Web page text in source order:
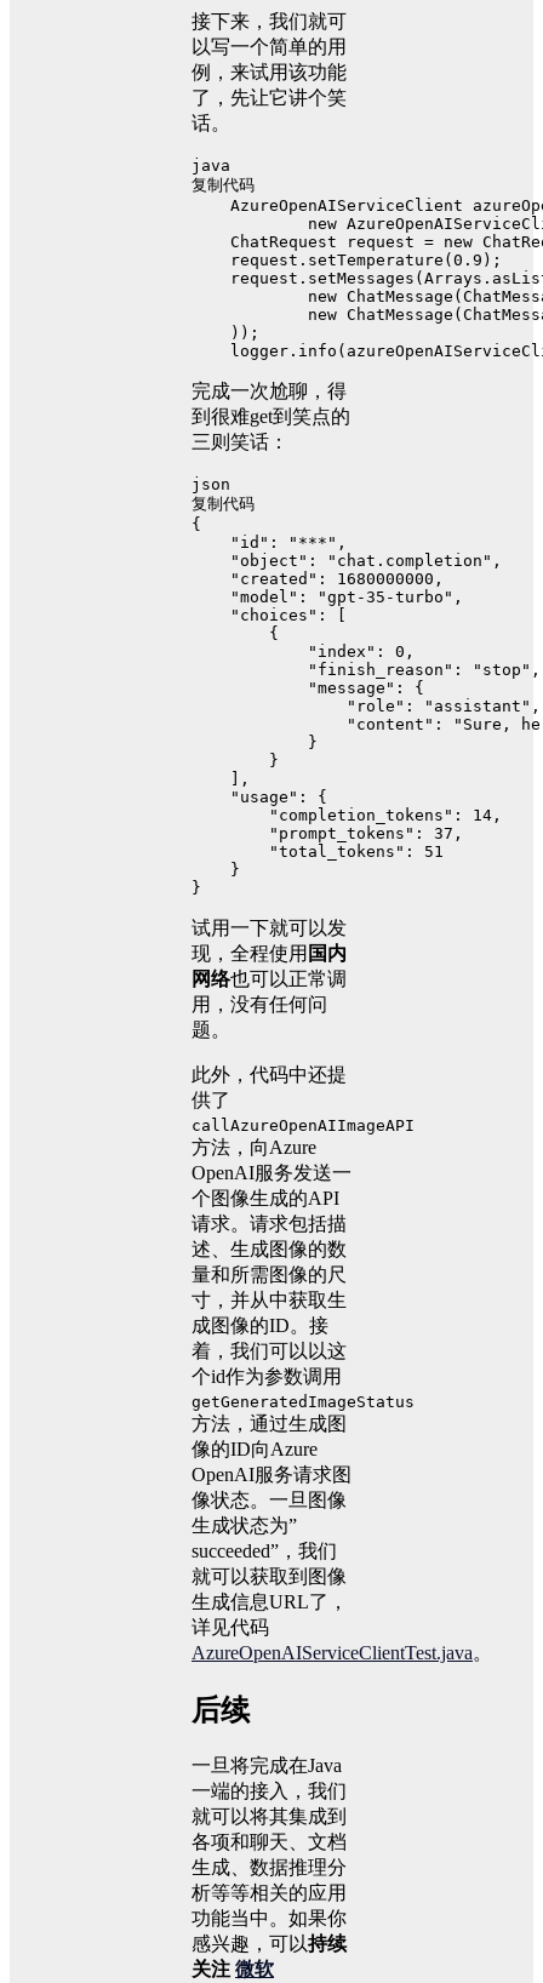
接下来，我们就可
以写一个简单的用
例，来试用该功能
了，先让它讲个笑
话。
java
复制代码
AzureOpenAIServiceClient
new
ChatRequest
request = new
    request.setTemperature(
0.9 );
new ChatMessage
new ChatMessage
    ));
完成一次尬聊，得
到很难get到笑点的
三则笑话：
json
复制代码
{
"id" : "***" ,
"object" : "chat.completion" ,
"created" : 1680000000 ,
"model" : "gpt-35-turbo" ,
"choices" :
{
"index" : 0 ,
"finish_reason" : "stop" ,
"message" :
{
"role" : "assistant" ,
"content" :
"Sure,
}
}
,
"usage" :
{
"completion_tokens" : 14 ,
"prompt_tokens" : 37 ,
"total_tokens" :
51
}
}
试用一下就可以发
现，全程使用 国内
网络也可以正常调
用，没有任何问
题。
此外，代码中还提
供了
callAzureOpenAIImageAPI
方法，向Azure
OpenAI服务发送一
个图像生成的API
请求。请求包括描
述、生成图像的数
量和所需图像的尺
寸，并从中获取生
成图像的ID。接
着，我们可以以这
个id作为参数调用
getGeneratedImageStatus
方法，通过生成图
像的ID向Azure
OpenAI服务请求图
像状态。一旦图像
生成状态为”
succeeded”，我们
就可以获取到图像
生成信息URL了，
详见代码
AzureOpenAIServiceClientTest.java。
后续
一旦将完成在Java
一端的接入，我们
就可以将其集成到
各项和聊天、文档
生成、数据推理分
析等等相关的应用
功能当中。如果你
感兴趣，可以持续
关注 微软